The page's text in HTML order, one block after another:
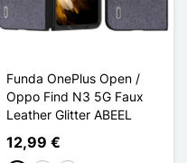
Funda OnePlus Open /
Oppo Find N3 5G Faux
Leather Glitter ABEEL
12,99 €